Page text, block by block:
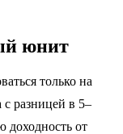
юнит
только на
разницей в 5–
доходность от